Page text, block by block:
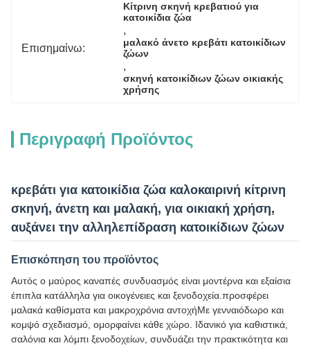
Επισημαίνω:
Κίτρινη σκηνή κρεβατιού για
κατοικίδια ζώα
,
μαλακό άνετο κρεβάτι κατοικίδιων
ζώων
,
σκηνή κατοικίδιων ζώων οικιακής
χρήσης
Περιγραφή Προϊόντος
κρεβάτι για κατοικίδια ζώα καλοκαιρινή κίτρινη
σκηνή, άνετη και μαλακή, για οικιακή χρήση,
αυξάνει την αλληλεπίδραση κατοικίδιων ζώων
Επισκόπηση του προϊόντος
Αυτός ο μαύρος καναπές συνδυασμός είναι μοντέρνα και εξαίσια
έπιπλα κατάλληλα για οικογένειες και ξενοδοχεία.προσφέρει
μαλακά καθίσματα και μακροχρόνια αντοχήΜε γενναιόδωρο και
κομψό σχεδιασμό, ομορφαίνει κάθε χώρο. Ιδανικό για καθιστικά,
σαλόνια και λόμπι ξενοδοχείων, συνδυάζει την πρακτικότητα και